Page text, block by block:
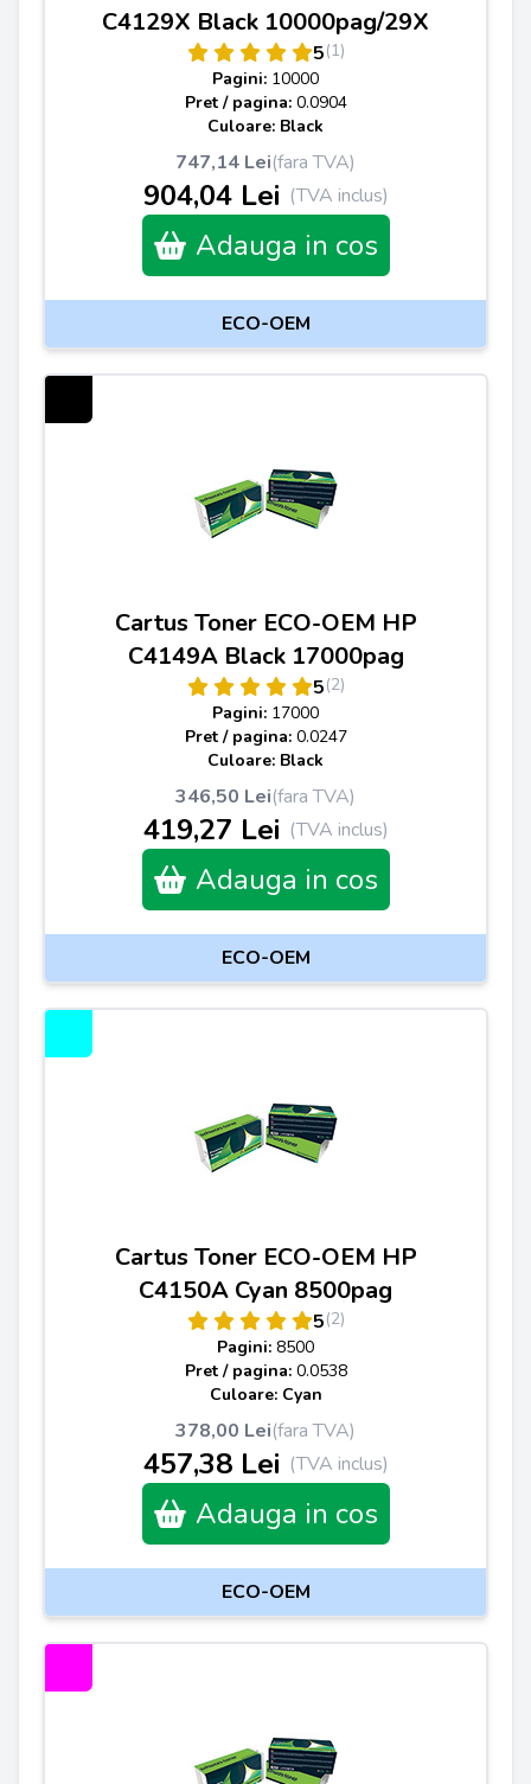
C4129X Black 10000pag/29X
5(1)
Pagini: 10000
Pret / pagina: 0.0904
Culoare: Black
747,14 Lei(fara TVA)
904,04 Lei (TVA inclus)
Adauga in cos
ECO-OEM
Cartus Toner ECO-OEM HP
C4149A Black 17000pag
5(2)
Pagini: 17000
Pret / pagina: 0.0247
Culoare: Black
346,50 Lei(fara TVA)
419,27 Lei (TVA inclus)
Adauga in cos
ECO-OEM
Cartus Toner ECO-OEM HP
C4150A Cyan 8500pag
5(2)
Pagini: 8500
Pret / pagina: 0.0538
Culoare: Cyan
378,00 Lei(fara TVA)
457,38 Lei (TVA inclus)
Adauga in cos
ECO-OEM